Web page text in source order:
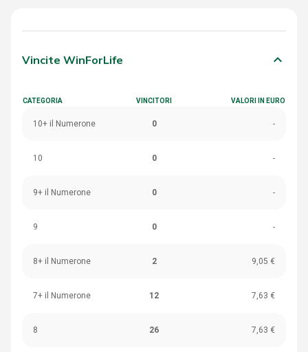
Vincite WinForLife keyboard_arrow_down
CATEGORIA VINCITORI VALORI IN EURO
10+ il Numerone 0 -
10 0 -
9+ il Numerone 0 -
9 0 -
8+ il Numerone 2 9,05 €
7+ il Numerone 12 7,63 €
8 26 7,63 €